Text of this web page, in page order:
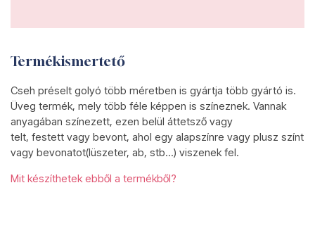
Termékismertető
Cseh préselt golyó több méretben is gyártja több gyártó is.
Üveg termék, mely több féle képpen is színeznek. Vannak
anyagában színezett, ezen belül áttetsző vagy
telt, festett vagy bevont, ahol egy alapszínre vagy plusz színt
vagy bevonatot(lüszeter, ab, stb...) viszenek fel.
Mit készíthetek ebből a termékből?